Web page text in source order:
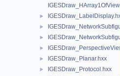
►
►
►
►
► IGESDraw_Planar.hxx
► IGESDraw_Protocol.hxx